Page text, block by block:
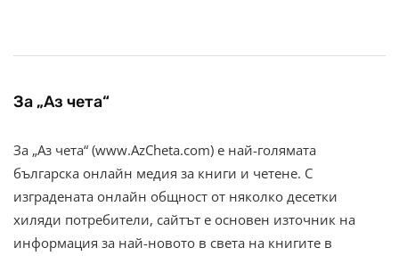
За „Аз чета“
За „Аз чета“ (www.AzCheta.com) е най-голямата
българска онлайн медия за книги и четене. С
изградената онлайн общност от няколко десетки
хиляди потребители, сайтът е основен източник на
информация за най-новото в света на книгите в